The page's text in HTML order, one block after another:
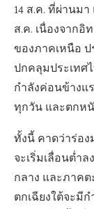
14 ส.ค. ที่ผ่านม
ส.ค. เนื่องจาก
ของภาคเหนือ
ปกคลุมประเทศ
กำลังค่อนข้างแ
ทุกวัน และตกห
ทั้งนี้ คาดว่าร่อ
จะเริ่มเลื่อนต่ำ
กลาง และภาค
ตกเฉียงใต้จะมี